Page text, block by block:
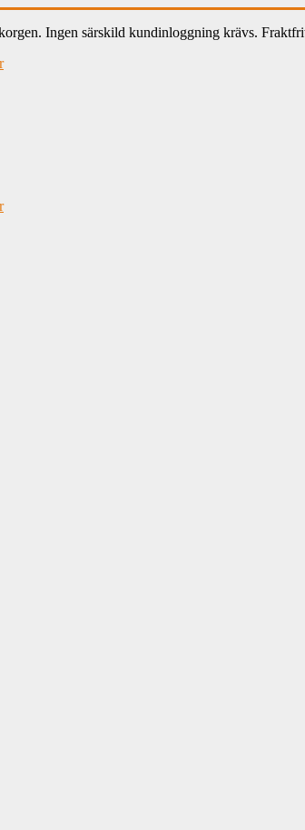
Ingen särskild kundinloggning krävs.